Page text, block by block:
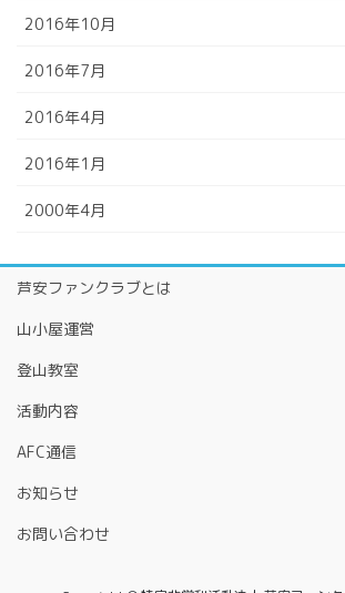
2016年10月
2016年7月
2016年4月
2016年1月
2000年4月
芦安ファンクラブとは
山小屋運営
登山教室
活動内容
AFC通信
お知らせ
お問い合わせ